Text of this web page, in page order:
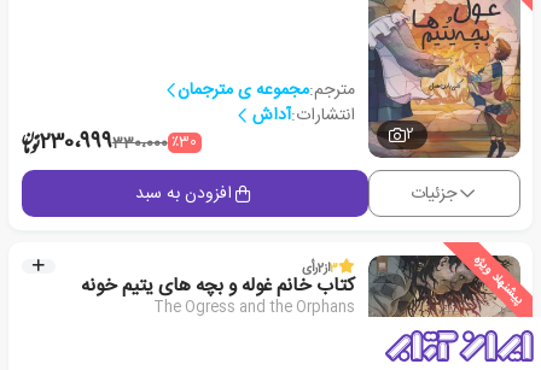
2
مترجم:مجموعه ی مترجمان
انتشارات:آداش
٪30330،000230،999
جزئیات افزودن به سبد
پیشنهاد ویژه 3از2رأی
کتاب خانم غوله و بچه های یتیم خونه
The Ogress and the Orphans